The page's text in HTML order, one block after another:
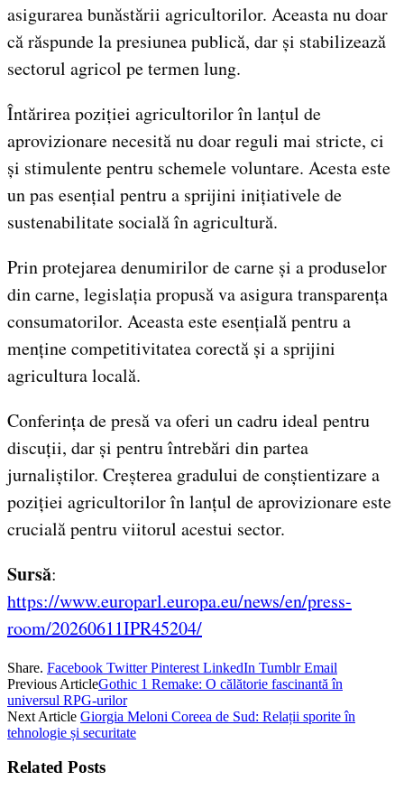
asigurarea bunăstării agricultorilor. Aceasta nu doar
că răspunde la presiunea publică, dar și stabilizează
sectorul agricol pe termen lung.
Întărirea poziției agricultorilor în lanțul de
aprovizionare necesită nu doar reguli mai stricte, ci
și stimulente pentru schemele voluntare. Acesta este
un pas esențial pentru a sprijini inițiativele de
sustenabilitate socială în agricultură.
Prin protejarea denumirilor de carne și a produselor
din carne, legislația propusă va asigura transparența
consumatorilor. Aceasta este esențială pentru a
menține competitivitatea corectă și a sprijini
agricultura locală.
Conferința de presă va oferi un cadru ideal pentru
discuții, dar și pentru întrebări din partea
jurnaliștilor. Creșterea gradului de conștientizare a
poziției agricultorilor în lanțul de aprovizionare este
crucială pentru viitorul acestui sector.
Sursă:
https://www.europarl.europa.eu/news/en/press-
room/20260611IPR45204/
Share. Facebook Twitter Pinterest LinkedIn Tumblr Email
Previous ArticleGothic 1 Remake: O călătorie fascinantă în
universul RPG-urilor
Next Article Giorgia Meloni Coreea de Sud: Relații sporite în
tehnologie și securitate
Related Posts